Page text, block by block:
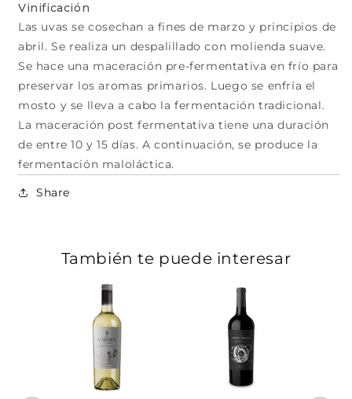
Vinificación
Las uvas se cosechan a fines de marzo y principios de
abril. Se realiza un despalillado con molienda suave.
Se hace una maceración pre-fermentativa en frío para
preservar los aromas primarios. Luego se enfría el
mosto y se lleva a cabo la fermentación tradicional.
La maceración post fermentativa tiene una duración
de entre 10 y 15 días. A continuación, se produce la
fermentación maloláctica.
Share
También te puede interesar